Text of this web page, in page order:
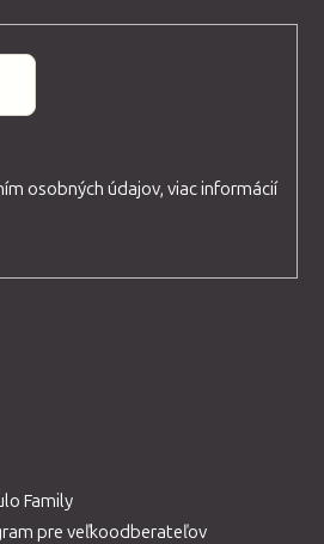
osobných údajov, viac informácií
Family
pre veľkoodberateľov